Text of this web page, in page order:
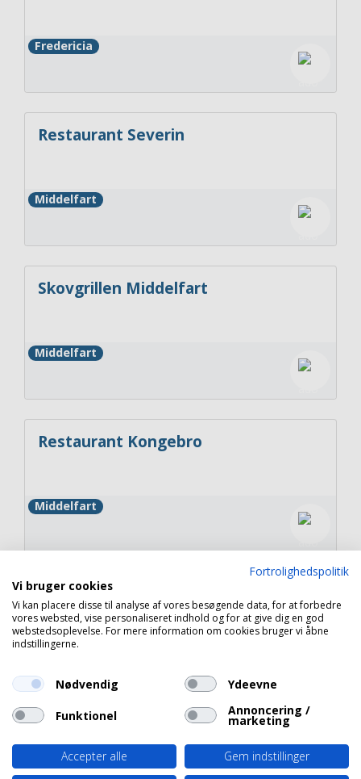
Fredericia
Restaurant Severin
Middelfart
Skovgrillen Middelfart
Middelfart
Restaurant Kongebro
Middelfart
Copyright 2026 © Havneguide.dk
Fortrolighedspolitik
Vi bruger cookies
Vi kan placere disse til analyse af vores besøgende data, for at forbedre
vores websted, vise personaliseret indhold og for at give dig en god
webstedsoplevelse. For mere information om cookies bruger vi åbne
indstillingerne.
Nødvendig Ydeevne
Funktionel Annoncering /
marketing
Accepter alle Gem indstillinger